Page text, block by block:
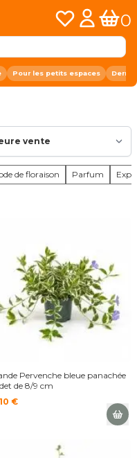
Mes listes de
Mon
Panier
0
Pour les petits espaces
de floraison Parfum
Pervenche bleue panachée
de 8/9 cm
10 €